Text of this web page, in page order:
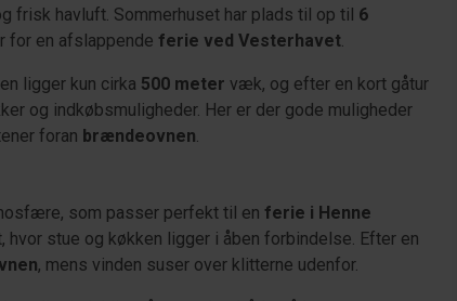
frisk havluft. Sommerhuset har plads til op til 6
for en afslappende ferie ved Vesterhavet.
ligger kun cirka 500 meter væk, og efter en kort gåtur
og indkøbsmuligheder. Her er der gode muligheder
foran brændeovnen.
som passer perfekt til en ferie i Henne
stue og køkken ligger i åben forbindelse. Efter en
, mens vinden suser over klitterne udenfor.